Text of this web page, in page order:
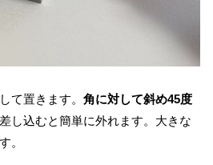
て置きます。 角に対して斜め45度
し込むと簡単に外れます。大きな
。